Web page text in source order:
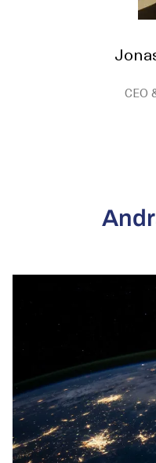
CEO